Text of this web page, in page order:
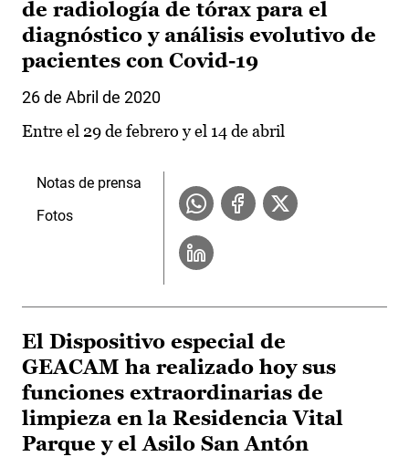
de radiología de tórax para el
diagnóstico y análisis evolutivo de
pacientes con Covid-19
26 de Abril de 2020
Entre el 29 de febrero y el 14 de abril
Notas de prensa
Fotos
El Dispositivo especial de
GEACAM ha realizado hoy sus
funciones extraordinarias de
limpieza en la Residencia Vital
Parque y el Asilo San Antón